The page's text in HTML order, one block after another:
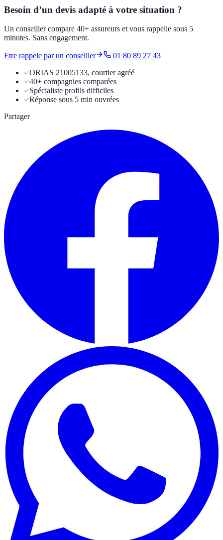
Besoin d’un devis adapté à votre situation ?
Un conseiller compare 40+ assureurs et vous rappelle sous 5
minutes. Sans engagement.
Etre rappele par un conseiller
01 80 89 27 43
ORIAS 21005133, courtier agréé
40+ compagnies comparées
Spécialiste profils difficiles
Réponse sous 5 min ouvrées
Partager